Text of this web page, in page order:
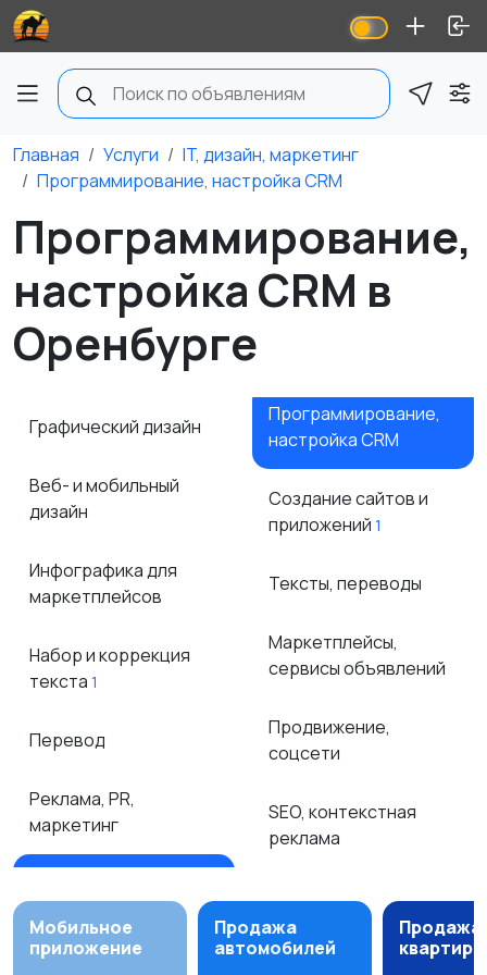
Главная Услуги
IT, дизайн, маркетинг
Программирование, настройка CRM
Программирование,
настройка CRM в
Оренбурге
Графический дизайн
Веб- и мобильный
дизайн
Инфографика для
маркетплейсов
Набор и коррекция
текста 1
Перевод
Реклама, PR,
маркетинг
Программирование,
настройка CRM
Создание сайтов и
приложений 1
Тексты, переводы
Маркетплейсы,
сервисы объявлений
Продвижение,
соцсети
SEO, контекстная
реклама
Мобильное
приложение
Продажа
автомобилей
Продажа
квартир